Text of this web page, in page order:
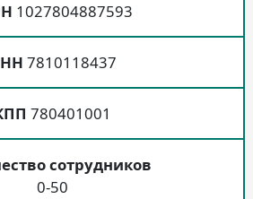
1027804887593
7810118437
780401001
сотрудников
0-50